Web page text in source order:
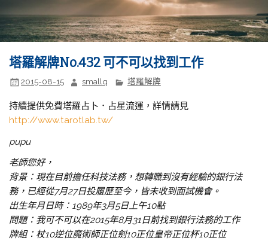
塔羅解牌No.432 可不可以找到工作
2015-08-15 smallq 塔羅解牌
持續提供免費塔羅占卜．占星流運，詳情請見
http://www.tarotlab.tw/
pupu
老師您好，
背景：現在目前擔任科技法務，想轉職到沒有經驗的銀行法
務，已經從7月27日投履歷至今，皆未收到面試機會。
出生年月日時：1989年3月5日上午10點
問題：我可不可以在2015年8月31日前找到銀行法務的工作
牌組：杖10逆位魔術師正位劍10正位皇帝正位杯10正位